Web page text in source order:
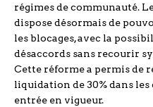
régimes de communauté.
dispose désormais de
les blocages, avec la
désaccords sans recourir
Cette réforme a permis de
liquidation de 30% dans
entrée en vigueur.